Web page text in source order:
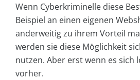
Wenn Cyberkriminelle diese
Beispiel an einen eigenen
anderweitig zu ihrem Vorteil
werden sie diese Möglichkeit
nutzen. Aber erst wenn es sich
vorher.